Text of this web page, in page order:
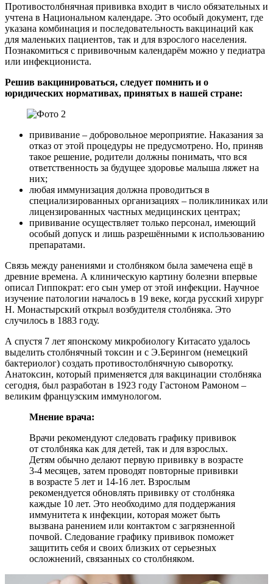
Противостолбнячная прививка входит в число обязательных и
учтена в Национальном календаре. Это особый документ, где
указана комбинация и последовательность вакцинаций как
для маленьких пациентов, так и для взрослого населения.
Познакомиться с прививочным календарём можно у педиатра
или инфекциониста.
Решив вакцинироваться, следует помнить и о
юридических нормативах, принятых в нашей стране:
прививание – добровольное мероприятие. Наказания за
отказ от этой процедуры не предусмотрено. Но, приняв
такое решение, родители должны понимать, что вся
ответственность за будущее здоровье малыша ляжет на
них;
любая иммунизация должна проводиться в
специализированных организациях – поликлиниках или
лицензированных частных медицинских центрах;
прививание осуществляет только персонал, имеющий
особый допуск и лишь разрешёнными к использованию
препаратами.
Связь между ранениями и столбняком была замечена ещё в
древние времена. А клиническую картину болезни впервые
описал Гиппократ: его сын умер от этой инфекции. Научное
изучение патологии началось в 19 веке, когда русский хирург
Н. Монастырский открыл возбудителя столбняка. Это
случилось в 1883 году.
А спустя 7 лет японскому микробиологу Китасато удалось
выделить столбнячный токсин и с Э.Берингом (немецкий
бактериолог) создать противостолбнячную сыворотку.
Анатоксин, который применяется для вакцинации столбняка
сегодня, был разработан в 1923 году Гастоном Рамоном –
великим французским иммунологом.
Мнение врача:
Врачи рекомендуют следовать графику прививок
от столбняка как для детей, так и для взрослых.
Детям обычно делают первую прививку в возрасте
3-4 месяцев, затем проводят повторные прививки
в возрасте 5 лет и 14-16 лет. Взрослым
рекомендуется обновлять прививку от столбняка
каждые 10 лет. Это необходимо для поддержания
иммунитета к инфекции, которая может быть
вызвана ранением или контактом с загрязненной
почвой. Следование графику прививок поможет
защитить себя и своих близких от серьезных
осложнений, связанных со столбняком.